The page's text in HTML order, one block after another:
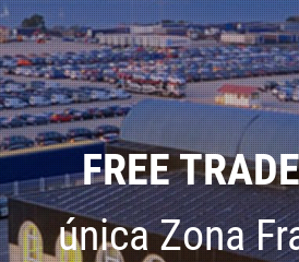
FREE
única Zona